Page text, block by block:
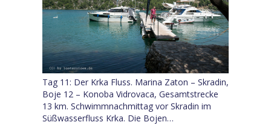
Tag 11: Der Krka Fluss. Marina Zaton – Skradin,
Boje 12 – Konoba Vidrovaca, Gesamtstrecke
13 km. Schwimmnachmittag vor Skradin im
Süßwasserfluss Krka. Die Bojen…